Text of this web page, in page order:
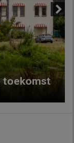
toekomst
Next